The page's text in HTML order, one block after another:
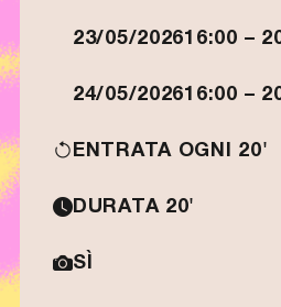
23/05/202616:00 –
24/05/202616:00 –
ENTRATA OGNI 20'
DURATA 20'
SÌ